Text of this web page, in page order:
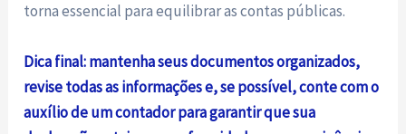
torna essencial para equilibrar as contas públicas.
Dica final: mantenha seus documentos organizados,
revise todas as informações e, se possível, conte com o
auxílio de um contador para garantir que sua